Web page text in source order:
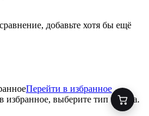
добавьте хотя бы ещё
Перейти в избранное
избранное, выберите тип товара.